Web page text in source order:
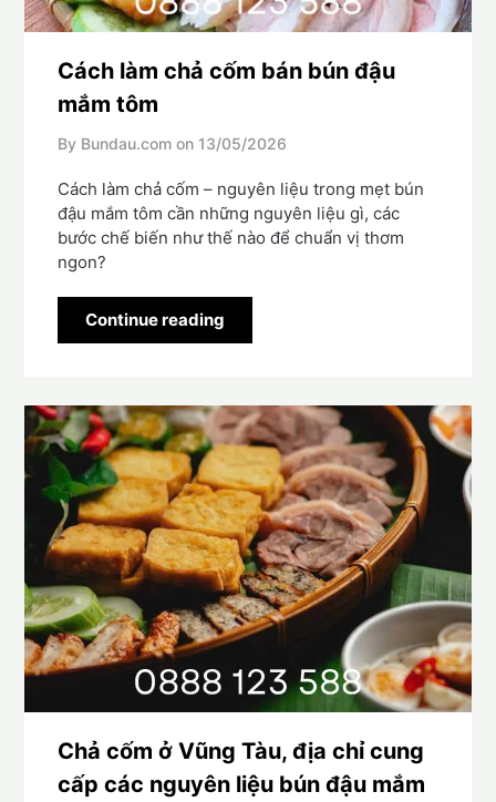
Cách làm chả cốm bán bún đậu
mắm tôm
By Bundau.com on 13/05/2026
Cách làm chả cốm – nguyên liệu trong mẹt bún
đậu mắm tôm cần những nguyên liệu gì, các
bước chế biến như thế nào để chuẩn vị thơm
ngon?
Continue reading
Chả cốm ở Vũng Tàu, địa chỉ cung
cấp các nguyên liệu bún đậu mắm